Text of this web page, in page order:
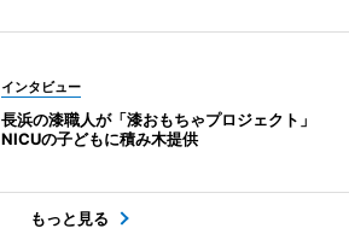
インタビュー
長浜の漆職人が「漆おもちゃプロジェクト」
NICUの子どもに積み木提供
もっと見る